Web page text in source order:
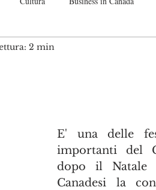
per passo2 min
E' una delle
importanti del
dopo il Natale
Canadesi la